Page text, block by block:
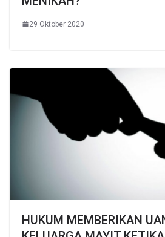
29 Oktober 2020
HUKUM MEMBERIKAN